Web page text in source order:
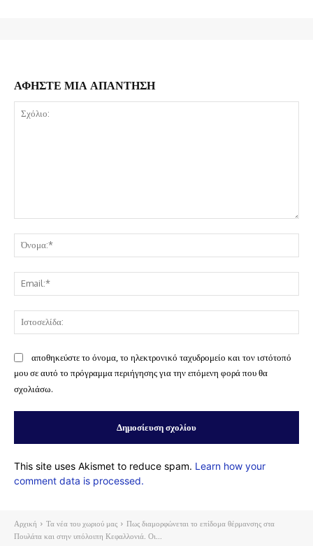
ΑΦΗΣΤΕ ΜΙΑ ΑΠΑΝΤΗΣΗ
αποθηκεύστε το όνομα, το ηλεκτρονικό ταχυδρομείο και τον ιστότοπό
μου σε αυτό το πρόγραμμα περιήγησης για την επόμενη φορά που θα
σχολιάσω.
This site uses Akismet to reduce spam. Learn how your
comment data is processed.